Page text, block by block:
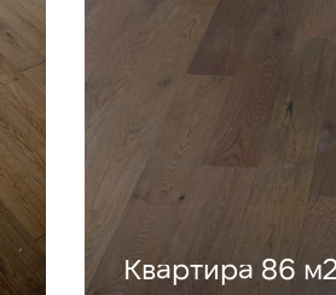
Квартира 86